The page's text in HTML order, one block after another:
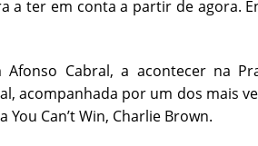
a ter em conta a partir de agora.
Cabral, a acontecer na
acompanhada por um dos mais
Can’t Win, Charlie Brown.